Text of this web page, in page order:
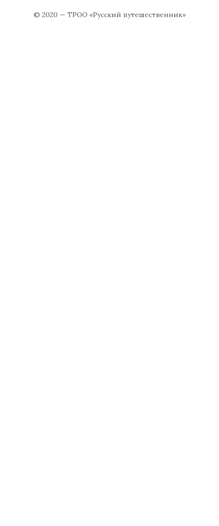
© 2020 — ТРОО «Русский путешественник»